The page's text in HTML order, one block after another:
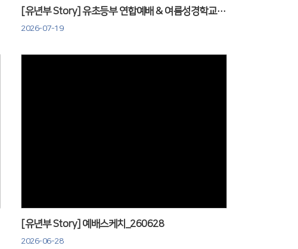
[유년부 Story] 유초등부 연합예배 & 여름성경학교 준비활동_260719
2026-07-19
[유년부 Story] 예배스케치_260628
2026-06-28